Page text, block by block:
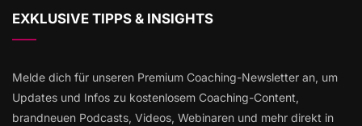
EXKLUSIVE TIPPS & INSIGHTS
Melde dich für unseren Premium Coaching-Newsletter an, um
Updates und Infos zu kostenlosem Coaching-Content,
brandneuen Podcasts, Videos, Webinaren und mehr direkt in